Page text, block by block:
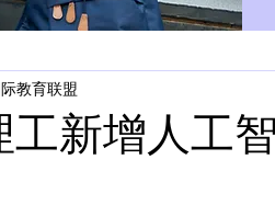
新增人工
教育联盟